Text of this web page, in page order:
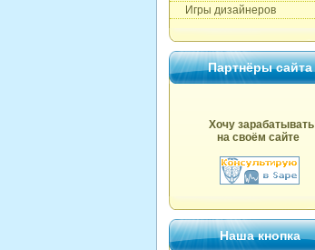
Игры дизайнеров
Партнёры сайта
Хочу зарабатывать
на своём сайте
Наша кнопка